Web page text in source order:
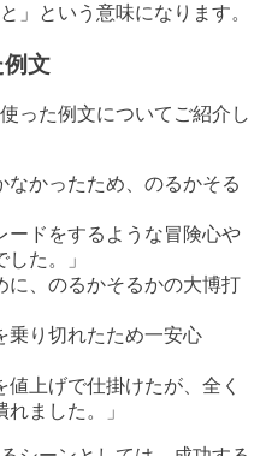
」という意味になります。
例文
った例文についてご紹介し
なかったため、のるかそる
ードをするような冒険心や
た。」
に、のるかそるかの大博打
乗り切れたため一安心
値上げで仕掛けたが、全く
ました。」